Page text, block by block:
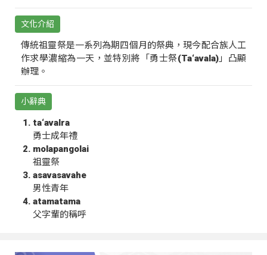
文化介紹
傳統祖靈祭是一系列為期四個月的祭典，現今配合族人工
作求學濃縮為一天，並特別將「勇士祭(Ta‘avala)」凸顯
辦理。
小辭典
ta‘avalra
勇士成年禮
molapangolai
祖靈祭
asavasavahe
男性青年
atamatama
父字輩的稱呼